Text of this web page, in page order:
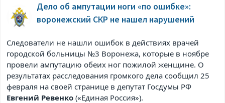
Дело об ампутации ноги «по ошибке»:
воронежский СКР не нашел нарушений
Следователи не нашли ошибок в действиях врачей
городской больницы №3 Воронежа, которые в ноябре
провели ампутацию обеих ног пожилой женщине. О
результатах расследования громкого дела сообщил 25
февраля на своей странице в депутат Госдумы РФ
Евгений Ревенко(«Единая Россия»).